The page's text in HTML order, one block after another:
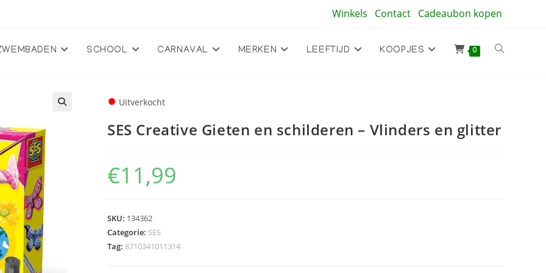
Winkels Contact Cadeaubon kopen
SCHOOL CARNAVAL MERKEN LEEFTIJD KOOPJES 0 Toggle
● Uitverkocht
SES Creative Gieten en schilderen – Vlinders en glitter
€11,99
SKU: 134362
Categorie: SES
Tag: 8710341011314